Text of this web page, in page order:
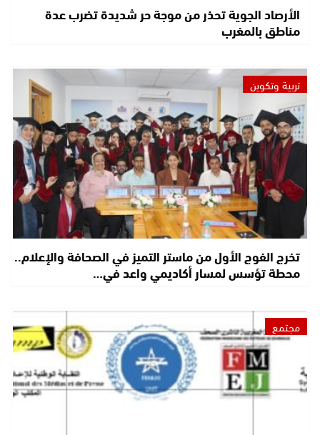
الأرصاد الجوية تحذر من موجة حر شديدة تضرب عدة
مناطق بالمغرب
تربية وتكوين
تخرج الفوج الأول من ماستر التميز في الصحافة والإعلام..
محطة تؤسس لمسار أكاديمي واعد في…
مجتمع